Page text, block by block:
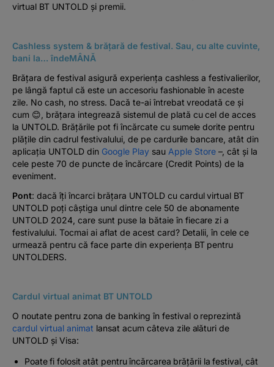
virtual BT UNTOLD și premii.
Cashless system & brățară de festival. Sau, cu alte cuvinte,
bani la… îndeMÂNĂ
Brățara de festival asigură experiența cashless a festivalierilor,
pe lângă faptul că este un accesoriu fashionable în aceste
zile. No cash, no stress. Dacă te-ai întrebat vreodată ce și
cum 😊, brățara integrează sistemul de plată cu cel de acces
la UNTOLD. Brățările pot fi încărcate cu sumele dorite pentru
plățile din cadrul festivalului, de pe cardurile bancare, atât din
aplicația UNTOLD din Google Playsau Apple Store–, cât și la
cele peste 70 de puncte de încărcare (Credit Points) de la
eveniment.
Pont: dacă îți încarci brățara UNTOLD cu cardul virtual BT
UNTOLD poți câștiga unul dintre cele 50 de abonamente
UNTOLD 2024, care sunt puse la bătaie în fiecare zi a
festivalului. Tocmai ai aflat de acest card? Detalii, în cele ce
urmează pentru că face parte din experiența BT pentru
UNTOLDERS.
Cardul virtual animat BT UNTOLD
O noutate pentru zona de banking în festival o reprezintă
cardul virtual animat lansat acum câteva zile alături de
UNTOLD și Visa:
Poate fi folosit atât pentru încărcarea brăţării la festival, cât